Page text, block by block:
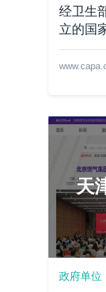
经卫生
立的国
天
政府单位